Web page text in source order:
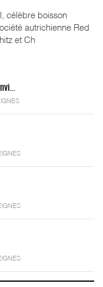
célèbre boisson
autrichienne Red
et Ch